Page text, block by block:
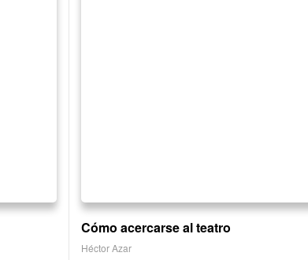
Cómo acercarse al teatro
Héctor Azar